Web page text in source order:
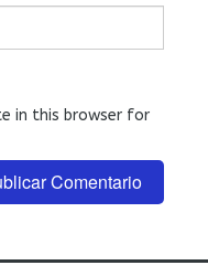
in this browser for